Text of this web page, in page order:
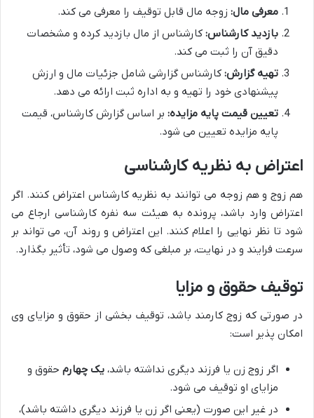
معرفی مال: زوجه مال قابل توقیف را معرفی می کند.
بازدید کارشناس: کارشناس از مال بازدید کرده و مشخصات
دقیق آن را ثبت می کند.
تهیه گزارش: کارشناس گزارشی شامل جزئیات مال و ارزش
پیشنهادی خود را تهیه و به اداره ثبت ارائه می دهد.
تعیین قیمت پایه مزایده: بر اساس گزارش کارشناس، قیمت
پایه مزایده تعیین می شود.
اعتراض به نظریه کارشناسی
هم زوج و هم زوجه می توانند به نظریه کارشناس اعتراض کنند. اگر
اعتراض وارد باشد، پرونده به هیئت سه نفره کارشناسی ارجاع می
شود تا نظر نهایی را اعلام کنند. این اعتراض و روند آن، می تواند بر
سرعت فرایند و در نهایت، بر مبلغی که وصول می شود، تأثیر بگذارد.
توقیف حقوق و مزایا
در صورتی که زوج کارمند باشد، توقیف بخشی از حقوق و مزایای وی
امکان پذیر است:
اگر زوج زن یا فرزند دیگری نداشته باشد، یک چهارم حقوق و
مزایای او توقیف می شود.
در غیر این صورت (یعنی اگر زن یا فرزند دیگری داشته باشد)،